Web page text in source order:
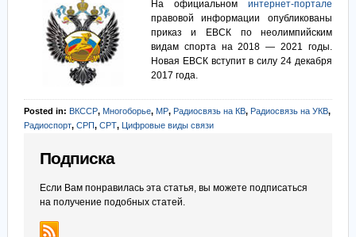
На официальноминтернет-портале
правовой информации опубликованы
приказ и ЕВСК по неолимпийским
видам спорта на 2018 — 2021 годы.
Новая ЕВСК вступит в силу 24 декабря
2017 года.
Posted in: ВКССР, Многоборье, МР, Радиосвязь на КВ, Радиосвязь на УКВ,
Радиоспорт, СРП, СРТ, Цифровые виды связи
Подписка
Если Вам понравилась эта статья, вы можете подписаться
на получение подобных статей.